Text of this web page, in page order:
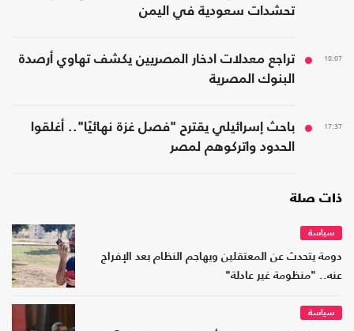
تحشدات سعودية في اليمن
18:07
تراجع معدلات ادخار المصريين يكشف تهاوي أرصدة
البنوك المصرية
17:37
باحث إسرائيلي يقترح "فصل غزة نهائيًا".. أغلقوا
الحدود واتركوهم لمصر
ذات صلة
سياسة
دومة يتحدث عن المعتقلين ويهاجم النظام بعد الإفراج
عنه.. "منظومة غير عادلة"
سياسة